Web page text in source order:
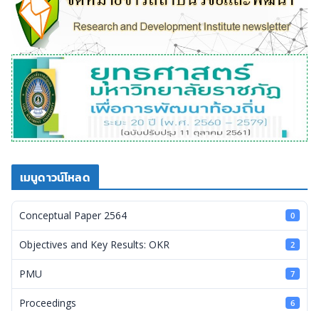
เมนูดาวน์โหลด
Conceptual Paper 2564 0
Objectives and Key Results: OKR 2
PMU 7
Proceedings 6